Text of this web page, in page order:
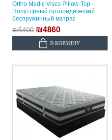
Ortho Medic Visco Pillow-Top -
Полуторный ортопедический
беспружинный матрас
₪5400 ₪4860
В КОРЗИНУ